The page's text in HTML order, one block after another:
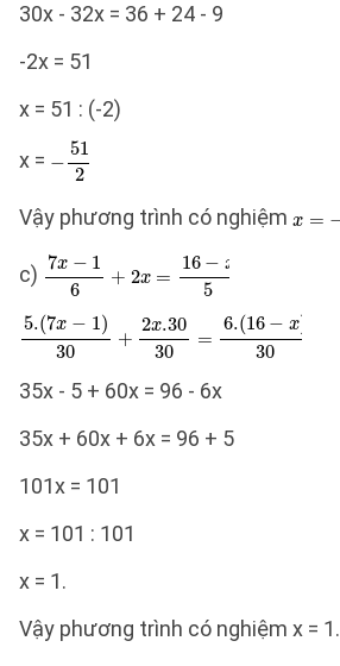
30x - 32x = 36 + 24 - 9
-2x = 51
x = 51 : (-2)
x =
Vậy phương trình có nghiệm
c)
35x - 5 + 60x = 96 - 6x
35x + 60x + 6x = 96 + 5
101x = 101
x = 101 : 101
x = 1.
Vậy phương trình có nghiệm x = 1.